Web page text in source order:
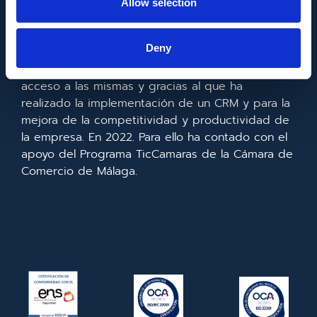
Allow selection
Deny
Metadata SL ha sido beneficiaria del Fondo
mejorar el uso y la calidad de las tecnologías de
la información y de las comunicaciones y el
acceso a las mismas y gracias al que ha
realizado la implementación de un CRM y para la
mejora de la competitividad y productividad de
la empresa. En 2022. Para ello ha contado con el
apoyo del Programa TicCamaras de la Cámara de
Comercio de Málaga.